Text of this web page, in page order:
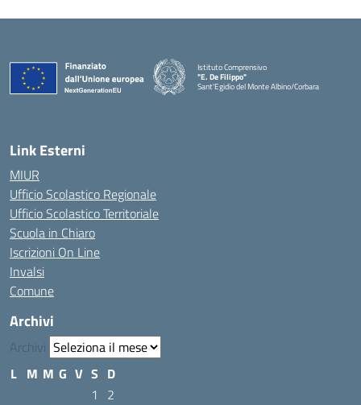
Istituto Comprensivo
"E. De Filippo"
Sant'Egidio del Monte Albino/Corbara
Link Esterni
MIUR
Ufficio Scolastico Regionale
Ufficio Scolastico Territoriale
Scuola in Chiaro
Iscrizioni On Line
Invalsi
Comune
Archivi
Archivi
L M M G V S D
1
2